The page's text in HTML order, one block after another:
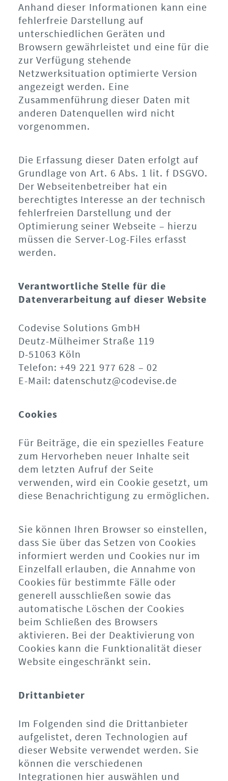
Anhand dieser Informationen kann eine
fehlerfreie Darstellung auf
unterschiedlichen Geräten und
Browsern gewährleistet und eine für die
zur Verfügung stehende
Netzwerksituation optimierte Version
angezeigt werden. Eine
Zusammenführung dieser Daten mit
anderen Datenquellen wird nicht
vorgenommen.
Die Erfassung dieser Daten erfolgt auf
Grundlage von Art. 6 Abs. 1 lit. f DSGVO.
Der Webseitenbetreiber hat ein
berechtigtes Interesse an der technisch
fehlerfreien Darstellung und der
Optimierung seiner Webseite – hierzu
müssen die Server-Log-Files erfasst
werden.
Verantwortliche Stelle für die
Datenverarbeitung auf dieser Website
Codevise Solutions GmbH
Deutz-Mülheimer Straße 119
D-51063 Köln
Telefon: +49 221 977 628 – 02
E-Mail: datenschutz@codevise.de
Cookies
Für Beiträge, die ein spezielles Feature
zum Hervorheben neuer Inhalte seit
dem letzten Aufruf der Seite
verwenden, wird ein Cookie gesetzt, um
diese Benachrichtigung zu ermöglichen.
Sie können Ihren Browser so einstellen,
dass Sie über das Setzen von Cookies
informiert werden und Cookies nur im
Einzelfall erlauben, die Annahme von
Cookies für bestimmte Fälle oder
generell ausschließen sowie das
automatische Löschen der Cookies
beim Schließen des Browsers
aktivieren. Bei der Deaktivierung von
Cookies kann die Funktionalität dieser
Website eingeschränkt sein.
Drittanbieter
Im Folgenden sind die Drittanbieter
aufgelistet, deren Technologien auf
dieser Website verwendet werden. Sie
können die verschiedenen
Integrationen hier auswählen und